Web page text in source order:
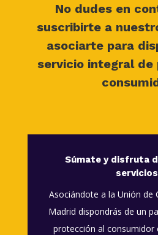
No dudes en
suscribirte a
asociarte para
servicio integral
Súmate y disfruta
servicios
Asociándote a la Unión de
Madrid dispondrás de un
protección al consumidor